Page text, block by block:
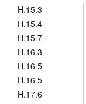
H.15.3
H.15.4
H.15.7
H.16.3
H.16.5
H.16.5
H.17.6